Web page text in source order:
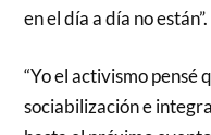
en el día a día no están”.
“Yo el activismo pensé
sociabilización e